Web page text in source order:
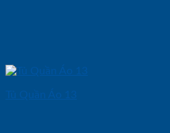
Tủ Quần Áo 13